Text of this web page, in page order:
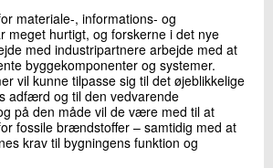
materiale-, informations- og
meget hurtigt, og forskerne i det nye
med industripartnere arbejde med at
byggekomponenter og systemer.
vil kunne tilpasse sig til det øjeblikkelige
adfærd og til den vedvarende
på den måde vil de være med til at
fossile brændstoffer – samtidig med at
krav til bygningens funktion og